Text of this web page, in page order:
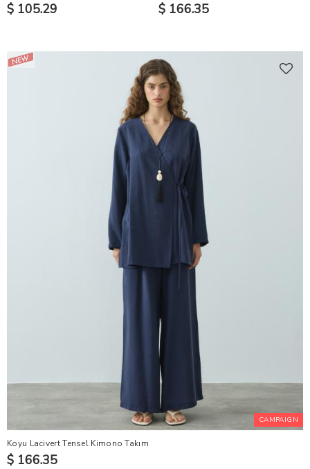
$ 105.29 $ 166.35
CAMPAIGN
Koyu Lacivert Tensel Kimono Takım
$ 166.35